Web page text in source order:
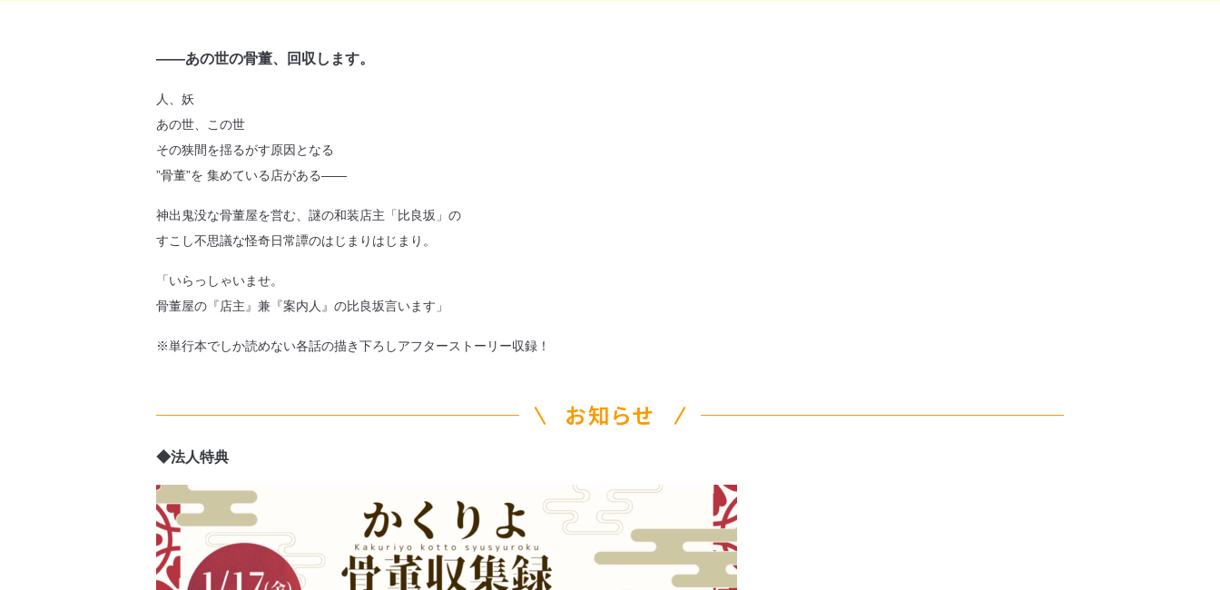
――あの世の骨董、回収します。
人、妖
あの世、この世
その狭間を揺るがす原因となる
”骨董”を 集めている店がある――
神出鬼没な骨董屋を営む、謎の和装店主「比良坂」の
すこし不思議な怪奇日常譚のはじまりはじまり。
「いらっしゃいませ。
骨董屋の『店主』兼『案内人』の比良坂言います」
※単行本でしか読めない各話の描き下ろしアフターストーリー収録！
お知らせ
◆法人特典